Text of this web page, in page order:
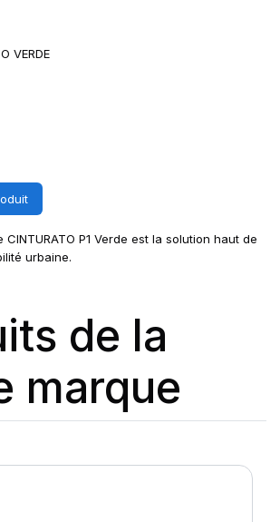
VERDE
P1 Verde est la solution haut de
urbaine.
de la
marque